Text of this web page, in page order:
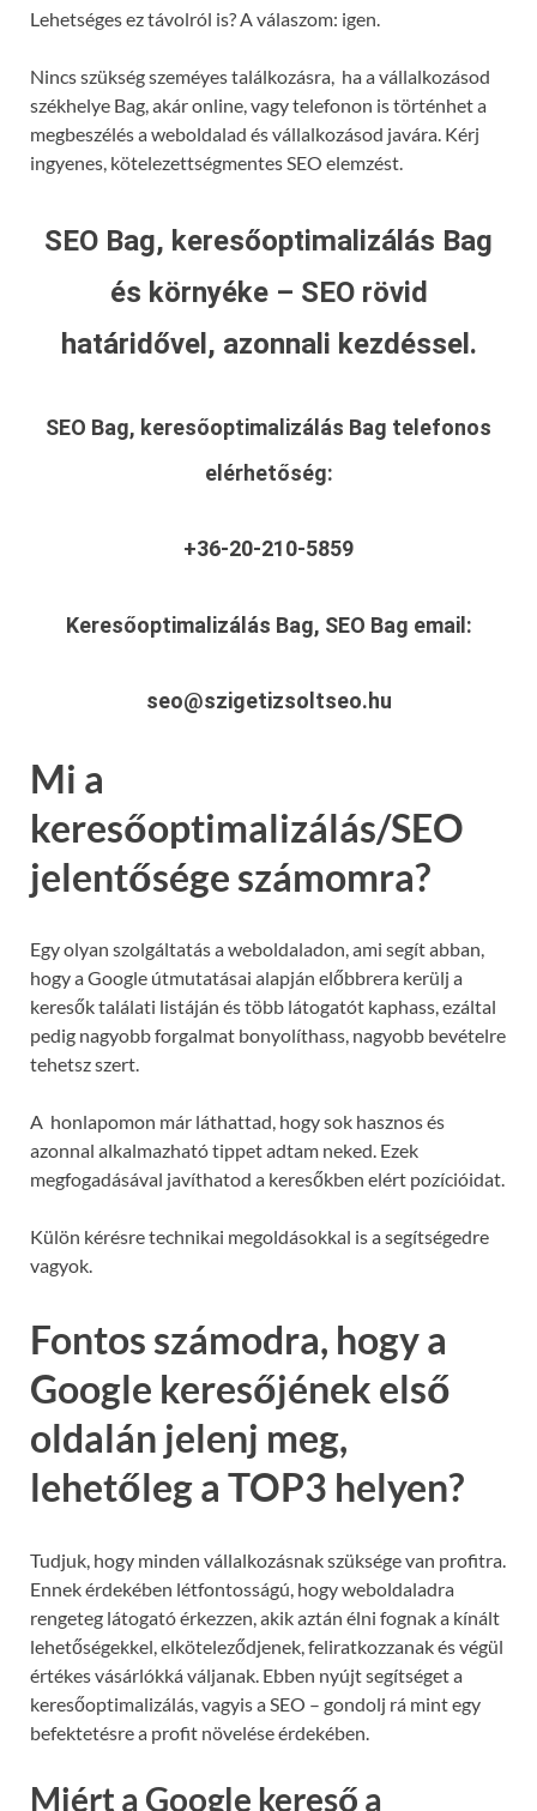
Lehetséges ez távolról is? A válaszom: igen.
Nincs szükség szeméyes találkozásra, ha a vállalkozásod
székhelye Bag, akár online, vagy telefonon is történhet a
megbeszélés a weboldalad és vállalkozásod javára. Kérj
ingyenes, kötelezettségmentes SEO elemzést.
SEO Bag, keresőoptimalizálás Bag
és környéke – SEO rövid
határidővel, azonnali kezdéssel.
SEO Bag, keresőoptimalizálás Bag telefonos
elérhetőség:
+36-20-210-5859
Keresőoptimalizálás Bag, SEO Bag email:
seo@szigetizsoltseo.hu
Mi a
keresőoptimalizálás/SEO
jelentősége számomra?
Egy olyan szolgáltatás a weboldaladon, ami segít abban,
hogy a Google útmutatásai alapján előbbrera kerülj a
keresők találati listáján és több látogatót kaphass, ezáltal
pedig nagyobb forgalmat bonyolíthass, nagyobb bevételre
tehetsz szert.
A honlapomon már láthattad, hogy sok hasznos és
azonnal alkalmazható tippet adtam neked. Ezek
megfogadásával javíthatod a keresőkben elért pozícióidat.
Külön kérésre technikai megoldásokkal is a segítségedre
vagyok.
Fontos számodra, hogy a
Google keresőjének első
oldalán jelenj meg,
lehetőleg a TOP3 helyen?
Tudjuk, hogy minden vállalkozásnak szüksége van profitra.
Ennek érdekében létfontosságú, hogy weboldaladra
rengeteg látogató érkezzen, akik aztán élni fognak a kínált
lehetőségekkel, elköteleződjenek, feliratkozzanak és végül
értékes vásárlókká váljanak. Ebben nyújt segítséget a
keresőoptimalizálás, vagyis a SEO – gondolj rá mint egy
befektetésre a profit növelése érdekében.
Miért a Google kereső a